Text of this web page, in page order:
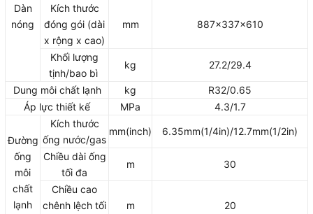
Dàn
nóng
Kích thước
đóng gói (dài
x rộng x cao)
mm 887x337x610
Khối lượng
tịnh/bao bì
kg 27.2/29.4
Dung môi chất lạnh kg
R32/0.65
Áp lực thiết kế
MPa 4.3/1.7
Đường
ống
môi
chất
lạnh
Kích thước
ống nước/gas
mm(inch) 6.35mm(1/4in)/12.7mm(1/2in)
Chiều dài ống
tối đa
m 30
Chiều cao
chênh lệch tối
m 20